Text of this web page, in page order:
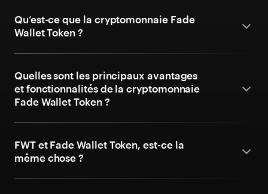
Qu’est-ce que la cryptomonnaie Fade
Wallet Token ?
Quelles sont les principaux avantages
et fonctionnalités de la cryptomonnaie
Fade Wallet Token ?
FWT et Fade Wallet Token, est-ce la
même chose ?